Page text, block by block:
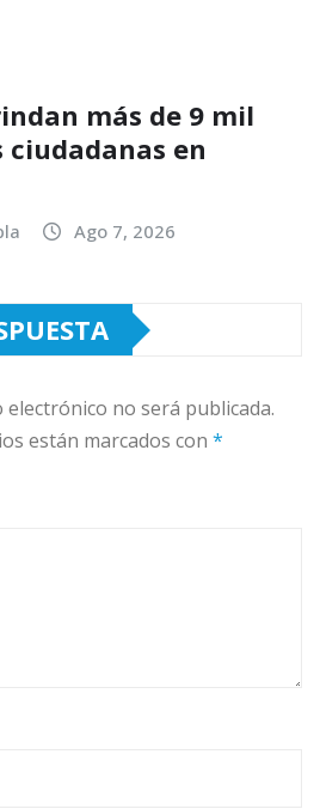
más de 9 mil
ciudadanas en
Ago 7, 2026
no será publicada.
están marcados con *